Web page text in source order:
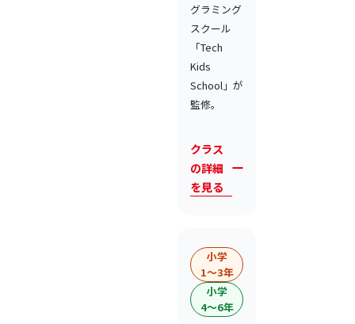
グラミング
スクール
「Tech
Kids
School」が
監修。
クラス
の詳細
を見る
小学
1〜3年
小学
4〜6年